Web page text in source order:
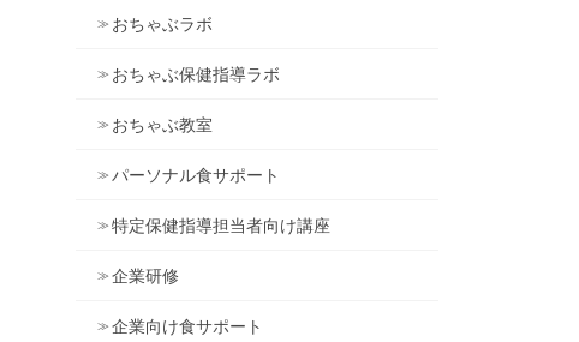
おちゃぶラボ
おちゃぶ保健指導ラボ
おちゃぶ教室
パーソナル食サポート
特定保健指導担当者向け講座
企業研修
企業向け食サポート